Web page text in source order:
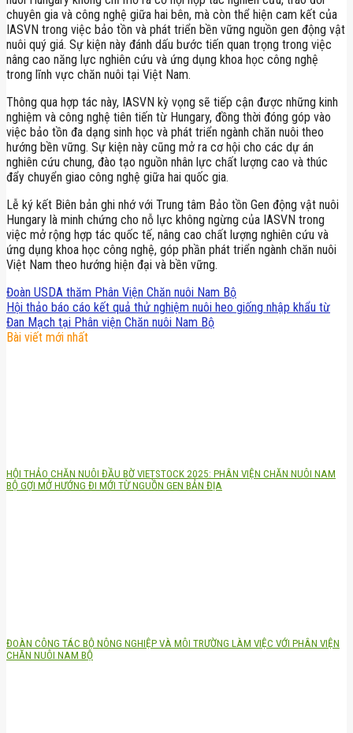
chuyên gia và công nghệ giữa hai bên, mà còn thể hiện cam kết của
IASVN trong việc bảo tồn và phát triển bền vững nguồn gen động vật
nuôi quý giá. Sự kiện này đánh dấu bước tiến quan trọng trong việc
nâng cao năng lực nghiên cứu và ứng dụng khoa học công nghệ
trong lĩnh vực chăn nuôi tại Việt Nam.
Thông qua hợp tác này, IASVN kỳ vọng sẽ tiếp cận được những kinh
nghiệm và công nghệ tiên tiến từ Hungary, đồng thời đóng góp vào
việc bảo tồn đa dạng sinh học và phát triển ngành chăn nuôi theo
hướng bền vững. Sự kiện này cũng mở ra cơ hội cho các dự án
nghiên cứu chung, đào tạo nguồn nhân lực chất lượng cao và thúc
đẩy chuyển giao công nghệ giữa hai quốc gia.
Lễ ký kết Biên bản ghi nhớ với Trung tâm Bảo tồn Gen động vật nuôi
Hungary là minh chứng cho nỗ lực không ngừng của IASVN trong
việc mở rộng hợp tác quốc tế, nâng cao chất lượng nghiên cứu và
ứng dụng khoa học công nghệ, góp phần phát triển ngành chăn nuôi
Việt Nam theo hướng hiện đại và bền vững.
Đoàn USDA thăm Phân Viện Chăn nuôi Nam Bộ
Hội thảo báo cáo kết quả thử nghiệm nuôi heo giống nhập khẩu từ
Đan Mạch tại Phân viện Chăn nuôi Nam Bộ
Bài viết mới nhất
HỘI THẢO CHĂN NUÔI ĐẦU BỜ VIETSTOCK 2025: PHÂN VIỆN CHĂN NUÔI NAM
BỘ GỢI MỞ HƯỚNG ĐI MỚI TỪ NGUỒN GEN BẢN ĐỊA
ĐOÀN CÔNG TÁC BỘ NÔNG NGHIỆP VÀ MÔI TRƯỜNG LÀM VIỆC VỚI PHÂN VIỆN
CHĂN NUÔI NAM BỘ